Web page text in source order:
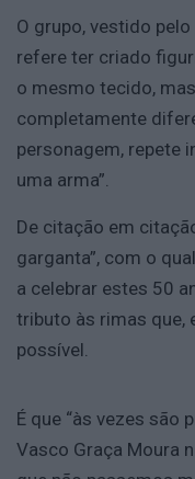
O grupo, vestido
refere ter criado
o mesmo tecido,
completamente
personagem, repete
uma arma”.
De citação em
garganta”, com o
a celebrar estes 50
tributo às rimas que,
possível.
É que “às vezes são
Vasco Graça Moura